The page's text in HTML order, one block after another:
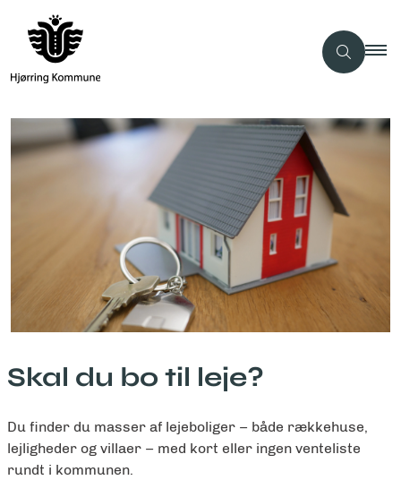
Skal du bo til leje?
Du finder du masser af lejeboliger – både rækkehuse,
lejligheder og villaer – med kort eller ingen venteliste
rundt i kommunen.